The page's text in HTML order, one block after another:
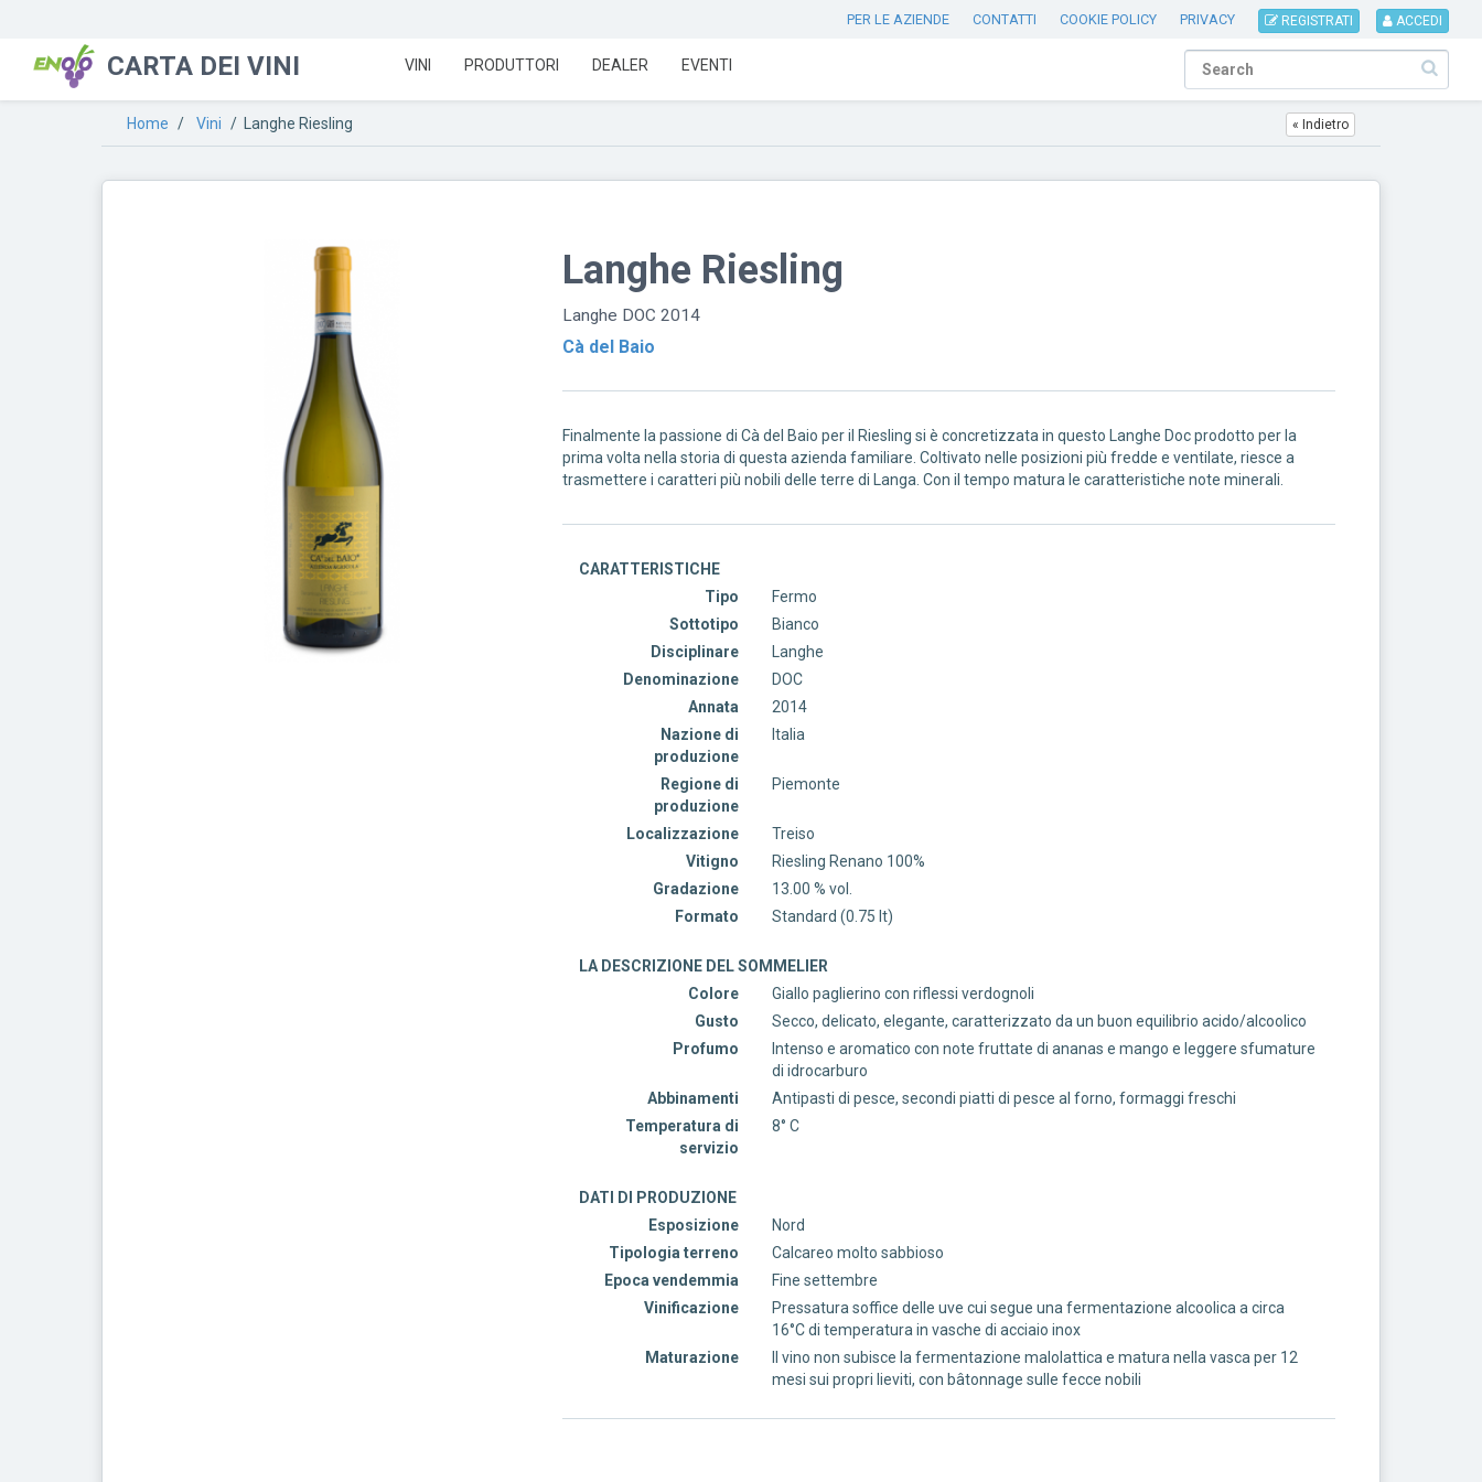
PER LE AZIENDE CONTATTI COOKIE POLICY PRIVACY REGISTRATI ACCEDI
CARTA DEI VINI VINI PRODUTTORI DEALER EVENTI
Home / Vini / Langhe Riesling « Indietro
Langhe Riesling
Langhe DOC 2014
Cà del Baio
Finalmente la passione di Cà del Baio per il Riesling si è concretizzata in questo Langhe Doc prodotto per la
prima volta nella storia di questa azienda familiare. Coltivato nelle posizioni più fredde e ventilate, riesce a
trasmettere i caratteri più nobili delle terre di Langa. Con il tempo matura le caratteristiche note minerali.
CARATTERISTICHE
Tipo
Fermo
Sottotipo
Bianco
Disciplinare
Langhe
Denominazione
DOC
Annata
2014
Nazione di
produzione
Italia
Regione di
produzione
Piemonte
Localizzazione
Treiso
Vitigno
Riesling Renano 100%
Gradazione
13.00 % vol.
Formato
Standard (0.75 lt)
LA DESCRIZIONE DEL SOMMELIER
Colore
Giallo paglierino con riflessi verdognoli
Gusto
Secco, delicato, elegante, caratterizzato da un buon equilibrio acido/alcoolico
Profumo
Intenso e aromatico con note fruttate di ananas e mango e leggere sfumature
di idrocarburo
Abbinamenti
Antipasti di pesce, secondi piatti di pesce al forno, formaggi freschi
Temperatura di
servizio
8° C
DATI DI PRODUZIONE
Esposizione
Nord
Tipologia terreno
Calcareo molto sabbioso
Epoca vendemmia
Fine settembre
Vinificazione
Pressatura soffice delle uve cui segue una fermentazione alcoolica a circa
16°C di temperatura in vasche di acciaio inox
Maturazione
Il vino non subisce la fermentazione malolattica e matura nella vasca per 12
mesi sui propri lieviti, con bâtonnage sulle fecce nobili